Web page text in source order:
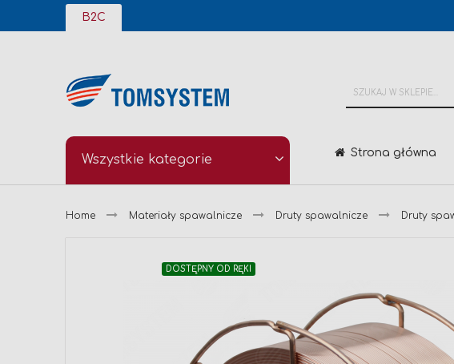
Przejdź
treści
B2C
Wszystkie kategorie Strona główna
Home Materiały spawalnicze Druty spawalnicze Druty
DOSTĘPNY OD RĘKI